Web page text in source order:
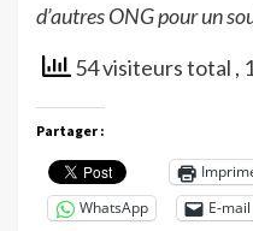
d’autres ONG pour un
54 visiteurs total ,
Partager :
WhatsApp
E-mail